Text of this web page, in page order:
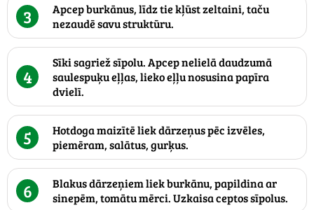
3
Apcep burkānus, līdz tie kļūst zeltaini, taču
nezaudē savu struktūru.
4
Sīki sagriež sīpolu. Apcep nelielā daudzumā
saulespuķu eļļas, lieko eļļu nosusina papīra
dvielī.
5
Hotdoga maizītē liek dārzeņus pēc izvēles,
piemēram, salātus, gurķus.
6
Blakus dārzeņiem liek burkānu, papildina ar
sinepēm, tomātu mērci. Uzkaisa ceptos sīpolus.